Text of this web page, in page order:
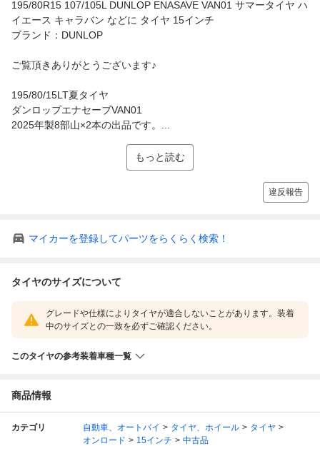
195/80R15 107/105L DUNLOP ENASAVE VAN01 サマータイヤ ハ
イエース キャラバン などに タイヤ 15インチ
ブランド：DUNLOP
ご覧頂きありがとうございます♪
195/80/15LT夏タイヤ
ダンロップエナセーブVAN01
2025年製8部山×2本の出品です。...
もっと読む
違反報告
マイカーを登録してパーツをらくらく検索！
タイヤのサイズについて
グレードや仕様によりタイヤが適合しないことがあります。装着
中のサイズとの一致を必ずご確認ください。
このタイヤの参考装着車種一覧
商品情報
カテゴリ 自動車、オートバイ タイヤ、ホイール
タイヤ
オンロード
15インチ 中古品